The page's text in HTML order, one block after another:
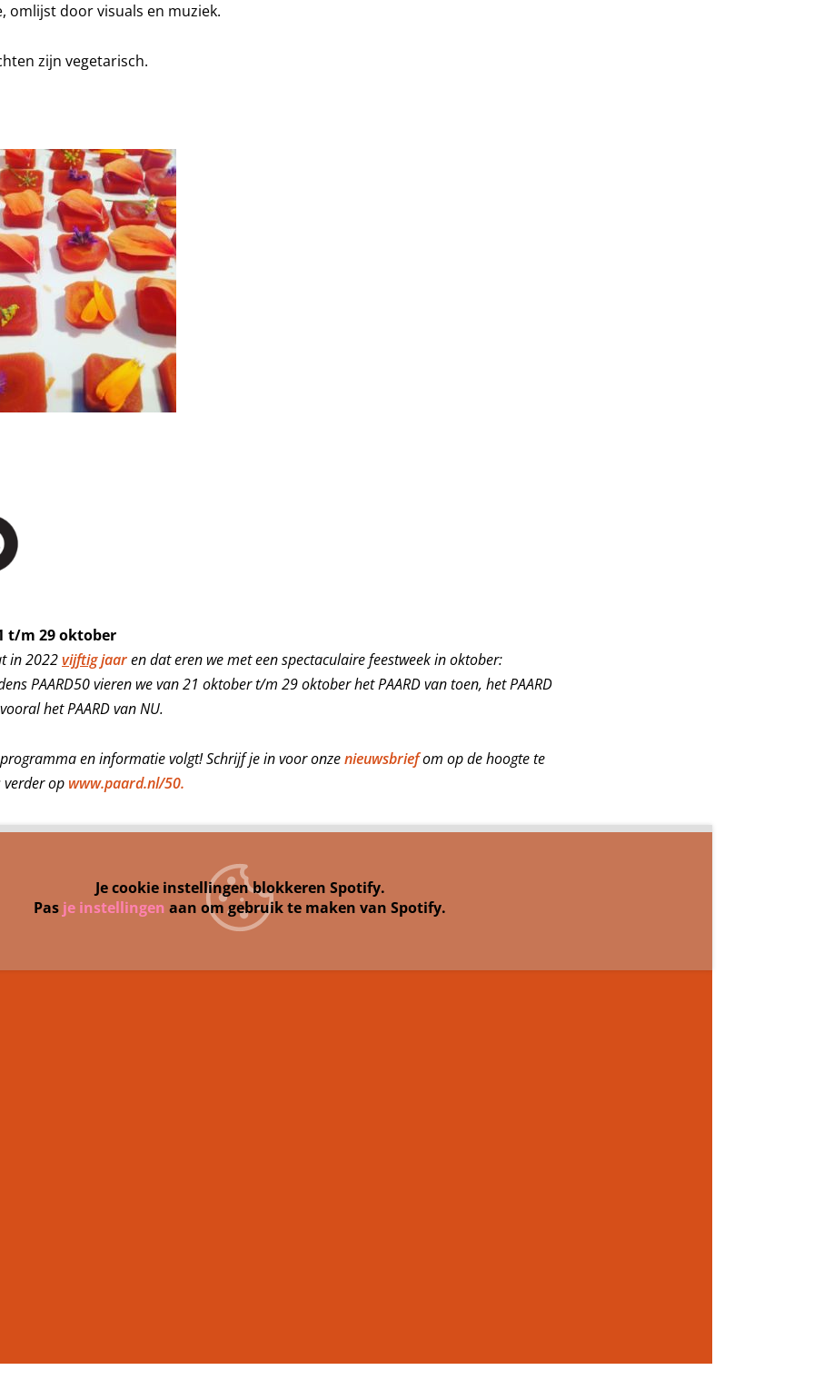
omlijst door visuals en muziek.
zijn vegetarisch.
t/m 29 oktober
in 2022vijftigjaaren dat eren we met een spectaculaire feestweek in oktober:
PAARD50 vieren we van 21 oktober t/m 29 oktober het PAARD van toen, het PAARD
het PAARD van NU.
en informatie volgt! Schrijf je in voor onzenieuwsbriefom op de hoogte te
verder op www.paard.nl/50.
Je cookie instellingen blokkeren Spotify.
Pas je instellingen aan om gebruik te maken van Spotify.